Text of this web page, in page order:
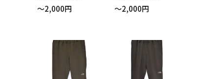
Running Pant バー
ネイビー XLサイズ
買い取りました！
～2,000円
Running Pant バー
Mサイズ 買い取り
ました！
～2,000円